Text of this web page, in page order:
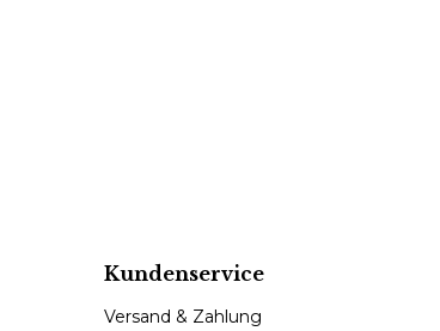
Kundenservice
Versand & Zahlung